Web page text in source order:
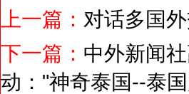
上一篇： 对话多国
下一篇： 中外新闻
动："神奇泰国--泰